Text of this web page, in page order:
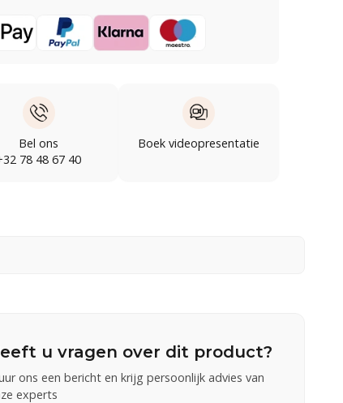
Bel ons
78 48 67 40
Boek videopresentatie
u vragen over dit product?
ons een bericht en krijg persoonlijk advies van
experts